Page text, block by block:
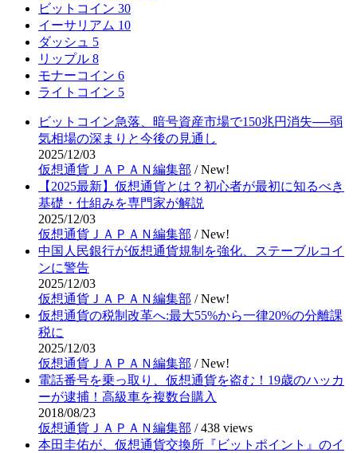
ビットコイン 30
イーサリアム 10
ダッシュ 5
リップル 8
モナーコイン 6
ライトコイン 5
ビットコイン急落、暗号資産市場で150兆円消失──弱
気相場の深まりと今後の見通し
2025/12/03
仮想通貨ＪＡＰＡＮ編集部 /New!
【2025最新】仮想通貨とは？初心者が最初に知るべき
基礎・仕組みを専門家が解説
2025/12/03
仮想通貨ＪＡＰＡＮ編集部 /New!
中国人民銀行が仮想通貨規制を強化、ステーブルコイ
ンに警告
2025/12/03
仮想通貨ＪＡＰＡＮ編集部 /New!
仮想通貨の税制改革へ:最大55%から一律20%の分離課
税に
2025/12/03
仮想通貨ＪＡＰＡＮ編集部 /New!
電話番号を乗っ取り、仮想通貨を盗む！19歳のハッカ
ーが逮捕！高級車を複数台購入
2018/08/23
仮想通貨ＪＡＰＡＮ編集部 /438 views
本田圭佑が、仮想通貨交換所『ビットポイント』のイ